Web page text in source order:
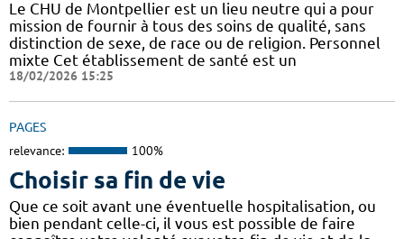
Le CHU de Montpellier est un lieu neutre qui a pour
mission de fournir à tous des soins de qualité, sans
distinction de sexe, de race ou de religion. Personnel
mixte Cet établissement de santé est un
18/02/2026 15:25
PAGES
relevance: 100%
Choisir sa fin de vie
Que ce soit avant une éventuelle hospitalisation, ou
bien pendant celle-ci, il vous est possible de faire